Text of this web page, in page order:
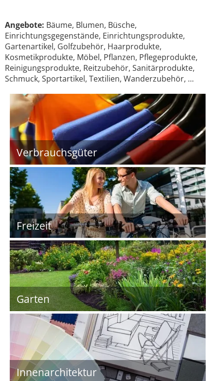
Angebote: Bäume, Blumen, Büsche,
Einrichtungsgegenstände, Einrichtungsprodukte,
Gartenartikel, Golfzubehör, Haarprodukte,
Kosmetikprodukte, Möbel, Pflanzen, Pflegeprodukte,
Reinigungsprodukte, Reitzubehör, Sanitärprodukte,
Schmuck, Sportartikel, Textilien, Wanderzubehör, …
Verbrauchsgüter
Freizeit
Garten
Innenarchitektur